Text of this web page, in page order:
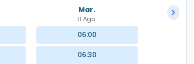
Mar.
11 Ago.
06:00
06:30